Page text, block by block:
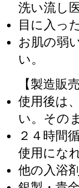
洗い流し
目に入っ
お肌の弱
い。
【製造販
使用後は
い。その
２４時間
使用にな
他の入浴